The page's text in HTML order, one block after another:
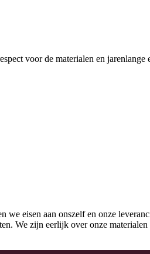
voor de materialen en
eisen aan onszelf en onze
We zijn eerlijk over onze